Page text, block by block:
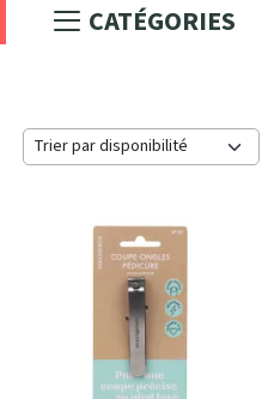
CATÉGORIES